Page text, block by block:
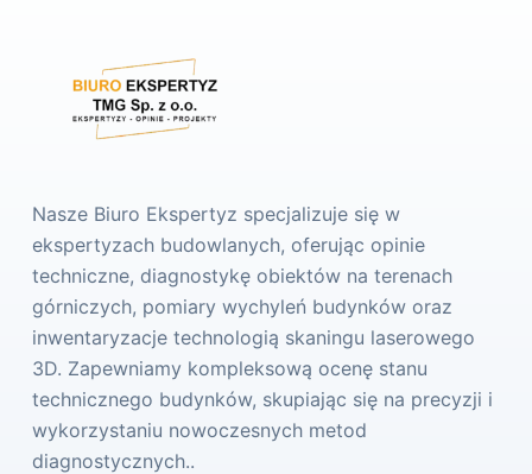
Nasze Biuro Ekspertyz specjalizuje się w
ekspertyzach budowlanych, oferując opinie
techniczne, diagnostykę obiektów na terenach
górniczych, pomiary wychyleń budynków oraz
inwentaryzacje technologią skaningu laserowego
3D. Zapewniamy kompleksową ocenę stanu
technicznego budynków, skupiając się na precyzji i
wykorzystaniu nowoczesnych metod
diagnostycznych..